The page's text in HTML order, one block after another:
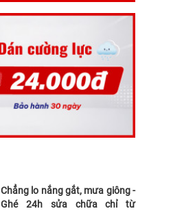
Chẳng lo nắng gắt, mưa giông -
Ghé 24h sửa chữa chỉ từ